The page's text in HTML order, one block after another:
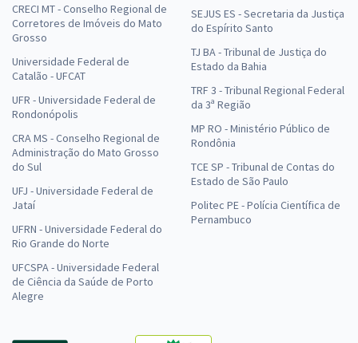
CRECI MT - Conselho Regional de
Corretores de Imóveis do Mato
Grosso
Universidade Federal de
Catalão - UFCAT
UFR - Universidade Federal de
Rondonópolis
CRA MS - Conselho Regional de
Administração do Mato Grosso
do Sul
UFJ - Universidade Federal de
Jataí
UFRN - Universidade Federal do
Rio Grande do Norte
UFCSPA - Universidade Federal
de Ciência da Saúde de Porto
Alegre
SEJUS ES - Secretaria da Justiça
do Espírito Santo
TJ BA - Tribunal de Justiça do
Estado da Bahia
TRF 3 - Tribunal Regional Federal
da 3ª Região
MP RO - Ministério Público de
Rondônia
TCE SP - Tribunal de Contas do
Estado de São Paulo
Politec PE - Polícia Científica de
Pernambuco